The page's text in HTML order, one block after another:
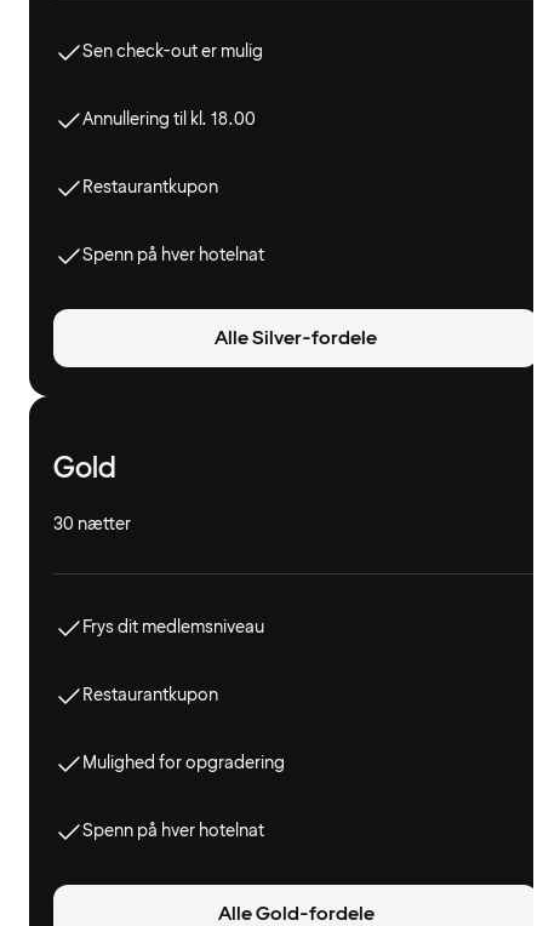
Sen check-out er mulig
Annullering til kl. 18.00
Restaurantkupon
Spenn på hver hotelnat
Alle Silver-fordele
Gold
30 nætter
Frys dit medlemsniveau
Restaurantkupon
Mulighed for opgradering
Spenn på hver hotelnat
Alle Gold-fordele